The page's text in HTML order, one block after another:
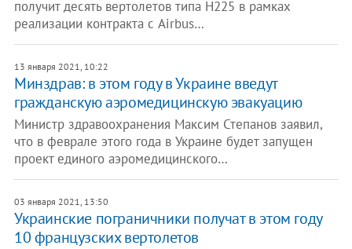
получит десять вертолетов типа H225 в рамках
реализации контракта с Airbus…
13 января 2021, 10:22
Минздрав: в этом году в Украине введут
гражданскую аэромедицинскую эвакуацию
Министр здравоохранения Максим Степанов заявил,
что в феврале этого года в Украине будет запущен
проект единого аэромедицинского…
03 января 2021, 13:50
Украинские пограничники получат в этом году
10 французских вертолетов